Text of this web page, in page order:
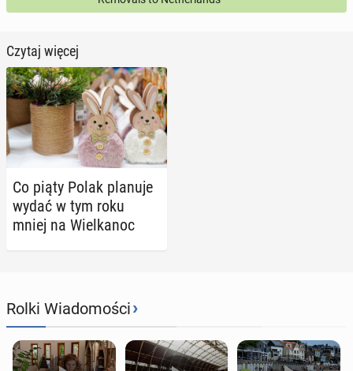
Czytaj więcej
Co piąty Polak planuje
wydać w tym roku
mniej na Wiel­ka­noc
Rolki Wiadomości›